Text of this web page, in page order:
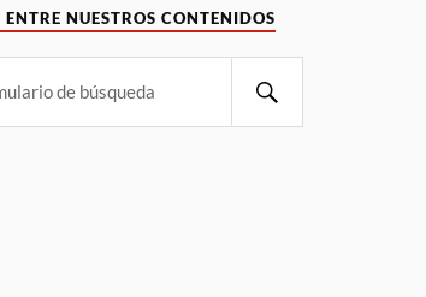
ENTRE NUESTROS CONTENIDOS